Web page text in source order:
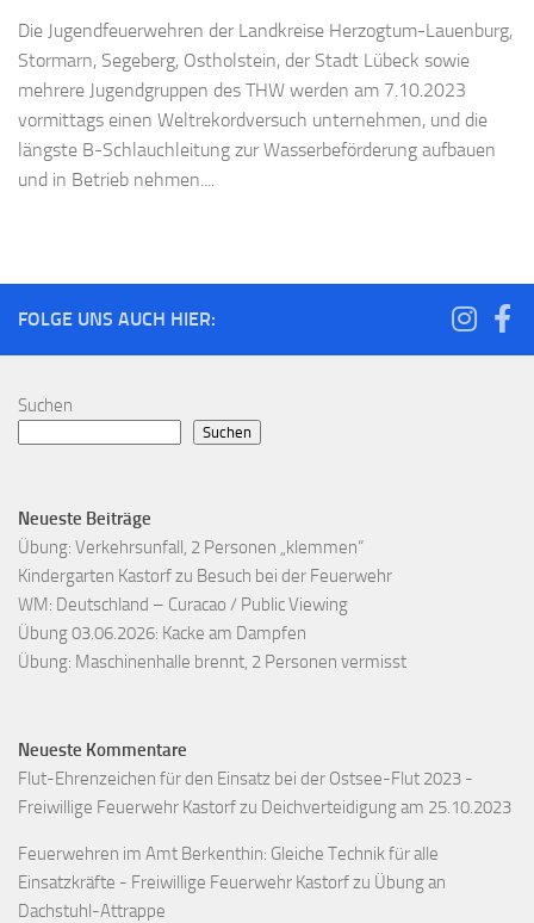
Die Jugendfeuerwehren der Landkreise Herzogtum-Lauenburg,
Stormarn, Segeberg, Ostholstein, der Stadt Lübeck sowie
mehrere Jugendgruppen des THW werden am 7.10.2023
vormittags einen Weltrekordversuch unternehmen, und die
längste B-Schlauchleitung zur Wasserbeförderung aufbauen
und in Betrieb nehmen....
FOLGE UNS AUCH HIER:
Suchen
Suchen
Neueste Beiträge
Übung: Verkehrsunfall, 2 Personen „klemmen“
Kindergarten Kastorf zu Besuch bei der Feuerwehr
WM: Deutschland – Curacao / Public Viewing
Übung 03.06.2026: Kacke am Dampfen
Übung: Maschinenhalle brennt, 2 Personen vermisst
Neueste Kommentare
Flut-Ehrenzeichen für den Einsatz bei der Ostsee-Flut 2023 -
Freiwillige Feuerwehr Kastorfzu Deichverteidigung am 25.10.2023
Feuerwehren im Amt Berkenthin: Gleiche Technik für alle
Einsatzkräfte - Freiwillige Feuerwehr Kastorfzu Übung an
Dachstuhl-Attrappe